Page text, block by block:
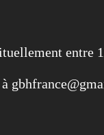
entre